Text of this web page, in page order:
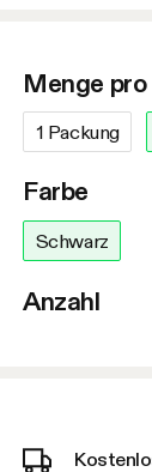
Menge
1 Packung
Farbe
Schwarz
Anzahl